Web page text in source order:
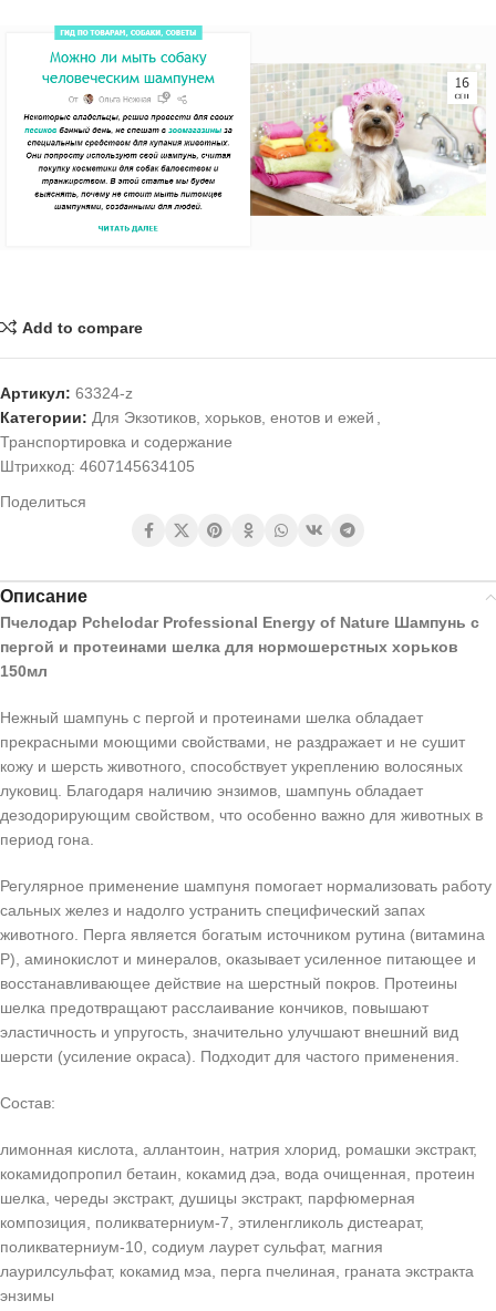
Add to compare
Артикул: 63324-z
Категории: Для Экзотиков, хорьков, енотов и ежей
Транспортировка и содержание
Штрихкод: 4607145634105
Поделиться
Описание
Пчелодар Pchelodar Professional Energy of Nature Шампунь с
пергой и протеинами шелка для нормошерстных хорьков
150мл
Нежный шампунь с пергой и протеинами шелка обладает
прекрасными моющими свойствами, не раздражает и не сушит
кожу и шерсть животного, способствует укреплению волосяных
луковиц. Благодаря наличию энзимов, шампунь обладает
дезодорирующим свойством, что особенно важно для животных в
период гона.
Регулярное применение шампуня помогает нормализовать работу
сальных желез и надолго устранить специфический запах
животного. Перга является богатым источником рутина (витамина
Р), аминокислот и минералов, оказывает усиленное питающее и
восстанавливающее действие на шерстный покров. Протеины
шелка предотвращают расслаивание кончиков, повышают
эластичность и упругость, значительно улучшают внешний вид
шерсти (усиление окраса). Подходит для частого применения.
Состав:
лимонная кислота, аллантоин, натрия хлорид, ромашки экстракт,
кокамидопропил бетаин, кокамид дэа, вода очищенная, протеин
шелка, череды экстракт, душицы экстракт, парфюмерная
композиция, поликватерниум-7, этиленгликоль дистеарат,
поликватерниум-10, содиум лаурет сульфат, магния
лаурилсульфат, кокамид мэа, перга пчелиная, граната экстракта
энзимы